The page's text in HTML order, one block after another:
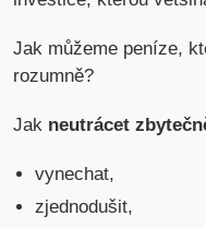
Jak můžeme peníze,
rozumně?
Jak neutrácet
vynechat,
zjednodušit,